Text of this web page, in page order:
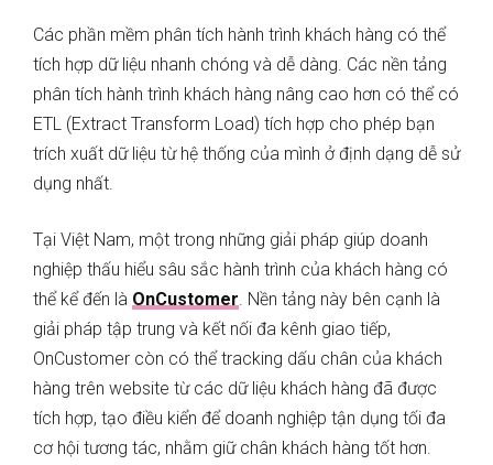
Các phần mềm phân tích hành trình khách hàng có thể
tích hợp dữ liệu nhanh chóng và dễ dàng. Các nền tảng
phân tích hành trình khách hàng nâng cao hơn có thể có
ETL (Extract Transform Load) tích hợp cho phép bạn
trích xuất dữ liệu từ hệ thống của mình ở định dạng dễ sử
dụng nhất.
Tại Việt Nam, một trong những giải pháp giúp doanh
nghiệp thấu hiểu sâu sắc hành trình của khách hàng có
thể kể đến là OnCustomer. Nền tảng này bên cạnh là
giải pháp tập trung và kết nối đa kênh giao tiếp,
OnCustomer còn có thể tracking dấu chân của khách
hàng trên website từ các dữ liệu khách hàng đã được
tích hợp, tạo điều kiển để doanh nghiệp tận dụng tối đa
cơ hội tương tác, nhằm giữ chân khách hàng tốt hơn.